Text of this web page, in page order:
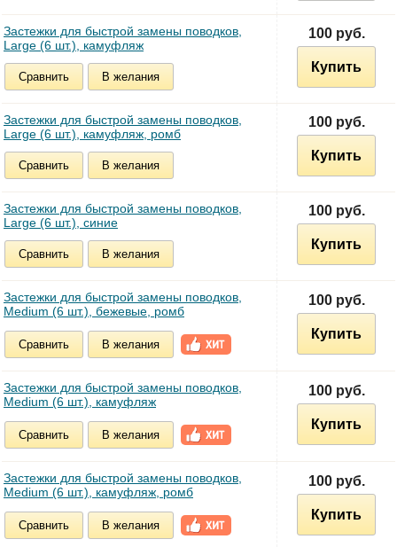
Застежки для быстрой замены поводков,
Large (6 шт.), камуфляж
Сравнить В желания
100 руб.
Купить
Застежки для быстрой замены поводков,
Large (6 шт.), камуфляж, ромб
Сравнить В желания
100 руб.
Купить
Застежки для быстрой замены поводков,
Large (6 шт.), синие
Сравнить В желания
100 руб.
Купить
Застежки для быстрой замены поводков,
Medium (6 шт.), бежевые, ромб
Сравнить В желания
100 руб.
Купить
Застежки для быстрой замены поводков,
Medium (6 шт.), камуфляж
Сравнить В желания
100 руб.
Купить
Застежки для быстрой замены поводков,
Medium (6 шт.), камуфляж, ромб
Сравнить В желания
100 руб.
Купить